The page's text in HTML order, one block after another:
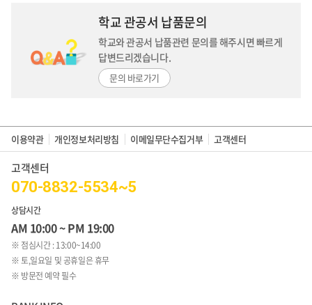
학교 관공서 납품문의
학교와 관공서 납품관련 문의를 해주시면 빠르게
답변드리겠습니다.
문의 바로가기
이용약관 개인정보처리방침 이메일무단수집거부 고객센터
고객센터
070-8832-5534~5
상담시간
AM 10:00 ~ PM 19:00
※ 점심시간 : 13:00~14:00
※ 토,일요일 및 공휴일은 휴무
※ 방문전 예약 필수